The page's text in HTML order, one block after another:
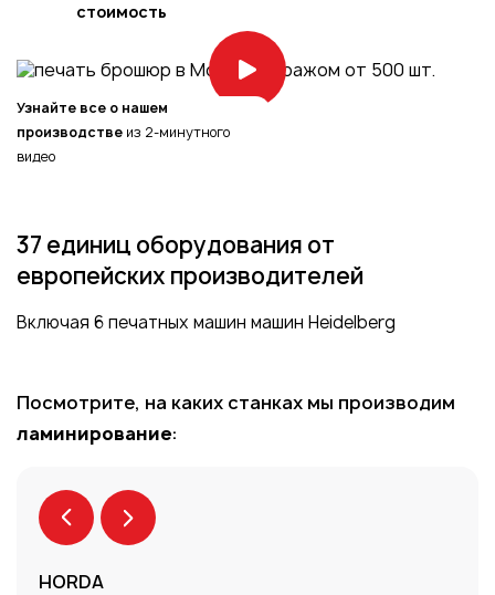
стоимость
Узнайте все о нашем
производстве из 2-минутного
видео
37 единиц оборудования от
европейских производителей
Включая 6 печатных машин машин Heidelberg
Посмотрите, на каких станках мы производим
ламинирование:
HORDA